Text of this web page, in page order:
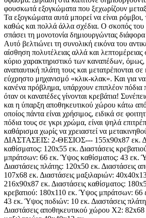
φουσκωτά εξογκώματα που ξεχωρίζουν
Τα εξογκώματα αυτά μπορεί να είναι ρόμβοι,
καθώς και πολλά άλλα σχέδια. Ο σκοπός του
σπάσει τη μονοτονία δημιουργώντας
Αυτό βελτιώνει τη συνολική εικόνα του
αίσθηση πολυτέλειας αλλά και
κύριο χαρακτηριστικό των καναπέδων, όμως,
αναπαυτική πλάτη τους και μετατρέπονται
εύχρηστο μηχανισμό «κλικ-κλακ». Και για
κανένα πρόβλημα, υπάρχουν επιπλέον πόδια
όταν οι καναπέδες γίνονται κρεβάτια!
και η ύπαρξη αποθηκευτικού χώρου κάτω
οποίος πάντα είναι χρήσιμος, ειδικά σε
πόδια τους σε γκρι χρώμα, είναι ψηλά
καθάρισμα χωρίς να χρειαστεί να
ΔΙΑΣΤΑΣΕΙΣ: 2-ΘΕΣΙΟΣ--- 155x90x87 εκ.
καθίσματος: 120x55 εκ. Διαστάσεις
μπράτσων: 66 εκ. Ύψος καθίσματος: 43 εκ.
Διαστάσεις πλάτης: 120x50 εκ. Διαστάσεις
107x68 εκ. Διαστάσεις μαξιλαριών:
216x90x87 εκ. Διαστάσεις καθίσματος:
κρεβατιού: 180x110 εκ. Ύψος μπράτσων: 66
43 εκ. Ύψος ποδιών: 10 εκ. Διαστάσεις
Διαστάσεις αποθηκευτικού χώρου Χ2: 82x68